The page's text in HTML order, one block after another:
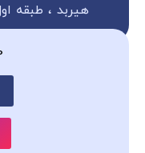
هیربد ، طبقه